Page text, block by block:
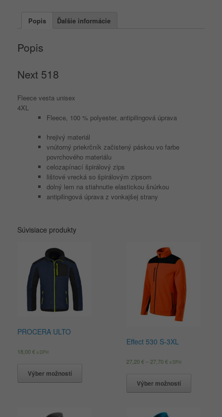
Popis Ďalšie informácie
Popis
Next 518
Fleece vesta unisex
4XL
Fleece, 100 % polyester, antipilingová úprava
hrejivý materiál
vnútorný priekrčník začistený páskou vo farbe
povrchového materiálu
celozapínací špirálový zips
lištové vrecká so špirálovým zipsom
dolný lem na stiahnutie elastickou šnúrkou
antipilingová úprava z vonkajšej strany
Súvisiace produkty
PROCERA ULTO
18,00€ s DPH
Výber možností
Effect 530 S-3XL
27,20€– 27,70€ s DPH
Výber možností